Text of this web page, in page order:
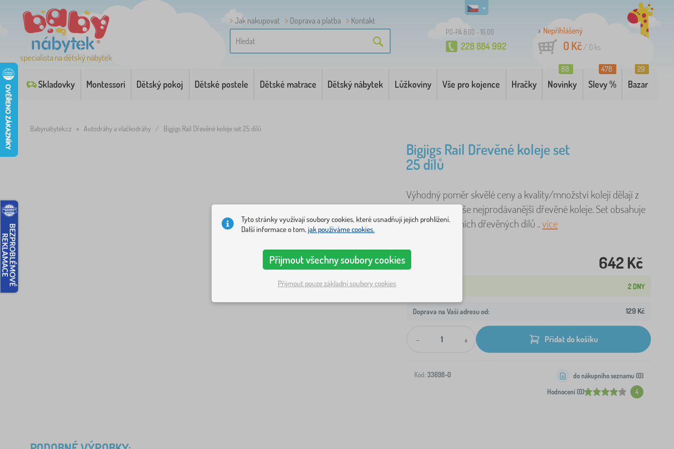
specialista na dětský nábytek
Jak nakupovat Doprava a platba Kontakt
PO-PÁ 8:00 - 16:00
228 884 992
Nepřihlášený
0 Kč/ 0 ks
Skladovky Montessori Dětský pokoj Dětské postele Dětské matrace Dětský nábytek Lůžkoviny Vše pro kojence Hračky Novinky
88
Slevy %
478
Bazar
29
Babynabytek.cz » Autodráhy a vlačkodráhy / Bigjigs Rail Dřevěné koleje set 25 dílů
Bigjigs Rail Dřevěné koleje set
25 dílů
Výhodný poměr skvělé ceny a kvality/množství kolejí dělají z
tohoto setu naše nejprodávanější dřevěné koleje. Set obsahuje
25 kusů kvalitních dřevěných dílů ..více
642 Kč
2 DNY
Doprava na Vaši adresu od: 129 Kč
- + Přidat do košíku
Kód: 33698-0
Hodnocení (0) 4
do nákupního seznamu (0)
Tyto stránky využívají soubory cookies, které usnadňují jejich prohlížení.
Další informace o tom, jak používáme cookies.
Přijmout všechny soubory cookies
Přijmout pouze základní soubory cookies